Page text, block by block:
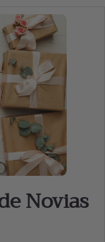
Novias